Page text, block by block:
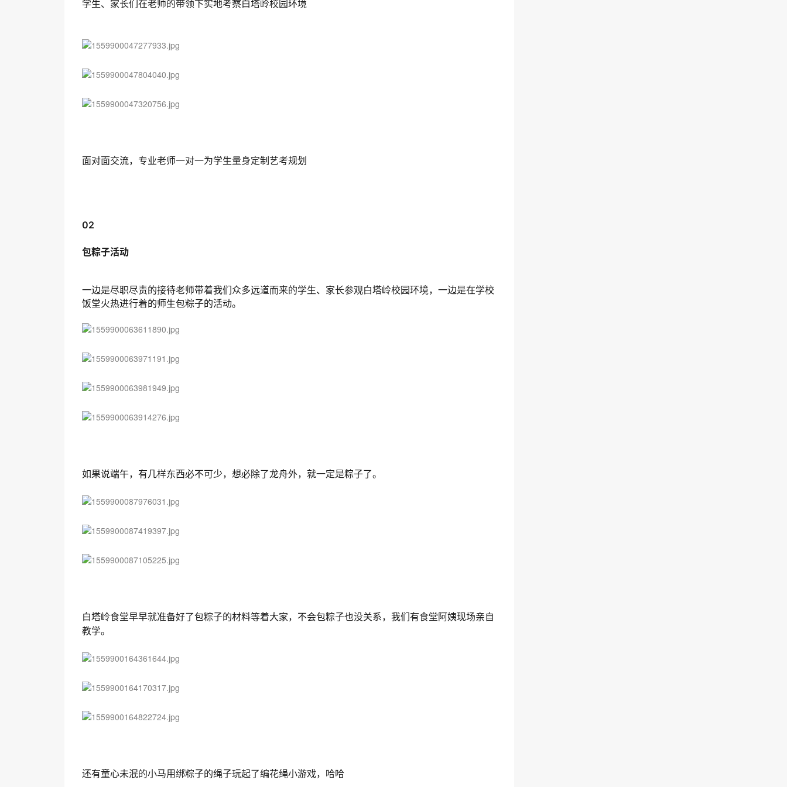
学生、家长们在老师的带领下实地考察白塔岭校园环境
面对面交流，专业老师一对一为学生量身定制艺考规划
02
包粽子活动
一边是尽职尽责的接待老师带着我们众多远道而来的学生、家长参观白塔岭校园环境，一边是在学校
饭堂火热进行着的师生包粽子的活动。
如果说端午，有几样东西必不可少，想必除了龙舟外，就一定是粽子了。
白塔岭食堂早早就准备好了包粽子的材料等着大家， 不会包粽子也没关系，我们有食堂阿姨现场亲自
教学。
还有童心未泯的小马用绑粽子的绳子玩起了编花绳小游戏，哈哈